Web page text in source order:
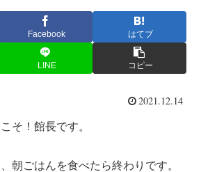
Facebook はてブ
LINE コピー
2021.12.14
そ！館長です。
朝ごはんを食べたら終わりです。